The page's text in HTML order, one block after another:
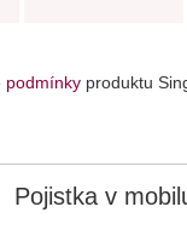
podmínky produktu
Pojistka v